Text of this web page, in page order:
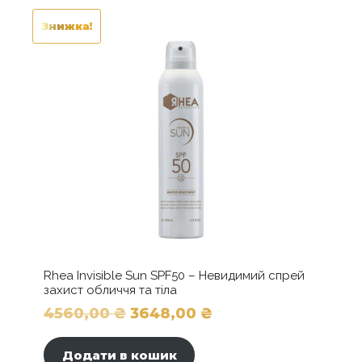
кількість
Знижка!
Rhea Invisible Sun SPF50 – Невидимий спрей
захист обличчя та тіла
4560,00₴ Оригінальна
ціна:
4560,00 ₴.
3648,00 ₴
Додати в кошик